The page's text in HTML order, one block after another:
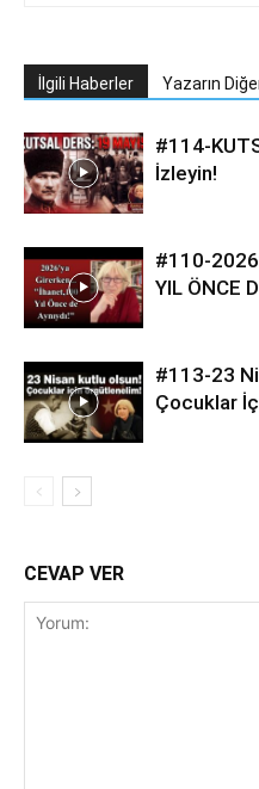
İlgili Haberler Yazarın
#114-
İzleyin!
#110-
YIL ÖNCE
#113-23
Çocuklar
CEVAP VER